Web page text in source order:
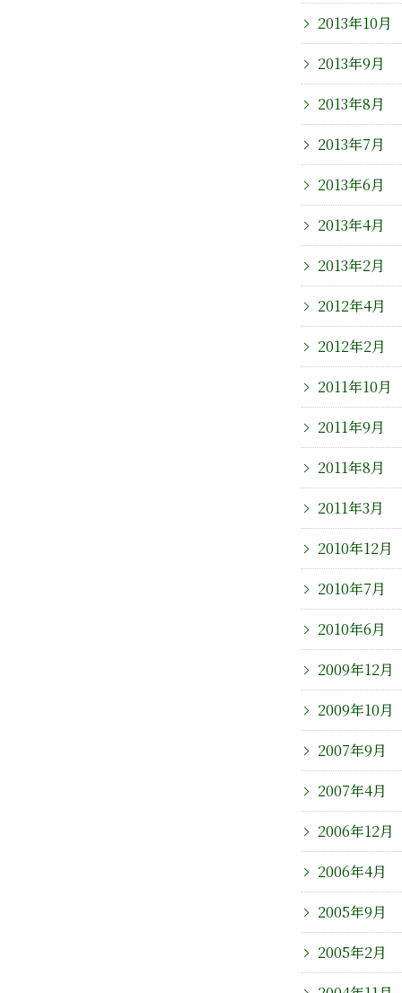
2013年10月
2013年9月
2013年8月
2013年7月
2013年6月
2013年4月
2013年2月
2012年4月
2012年2月
2011年10月
2011年9月
2011年8月
2011年3月
2010年12月
2010年7月
2010年6月
2009年12月
2009年10月
2007年9月
2007年4月
2006年12月
2006年4月
2005年9月
2005年2月